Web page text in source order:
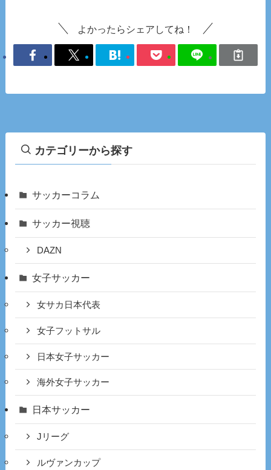
よかったらシェアしてね！
カテゴリーから探す
サッカーコラム
サッカー視聴
DAZN
女子サッカー
女サカ日本代表
女子フットサル
日本女子サッカー
海外女子サッカー
日本サッカー
Jリーグ
ルヴァンカップ